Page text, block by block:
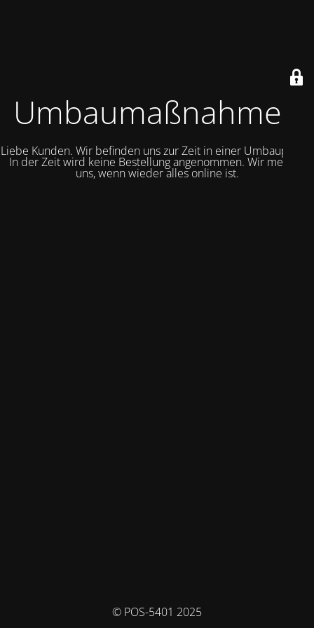
Umbaumaßnahmen
Liebe Kunden. Wir befinden uns zur Zeit in einer Umbauphase.
In der Zeit wird keine Bestellung angenommen. Wir melden
uns, wenn wieder alles online ist.
© POS-5401 2025